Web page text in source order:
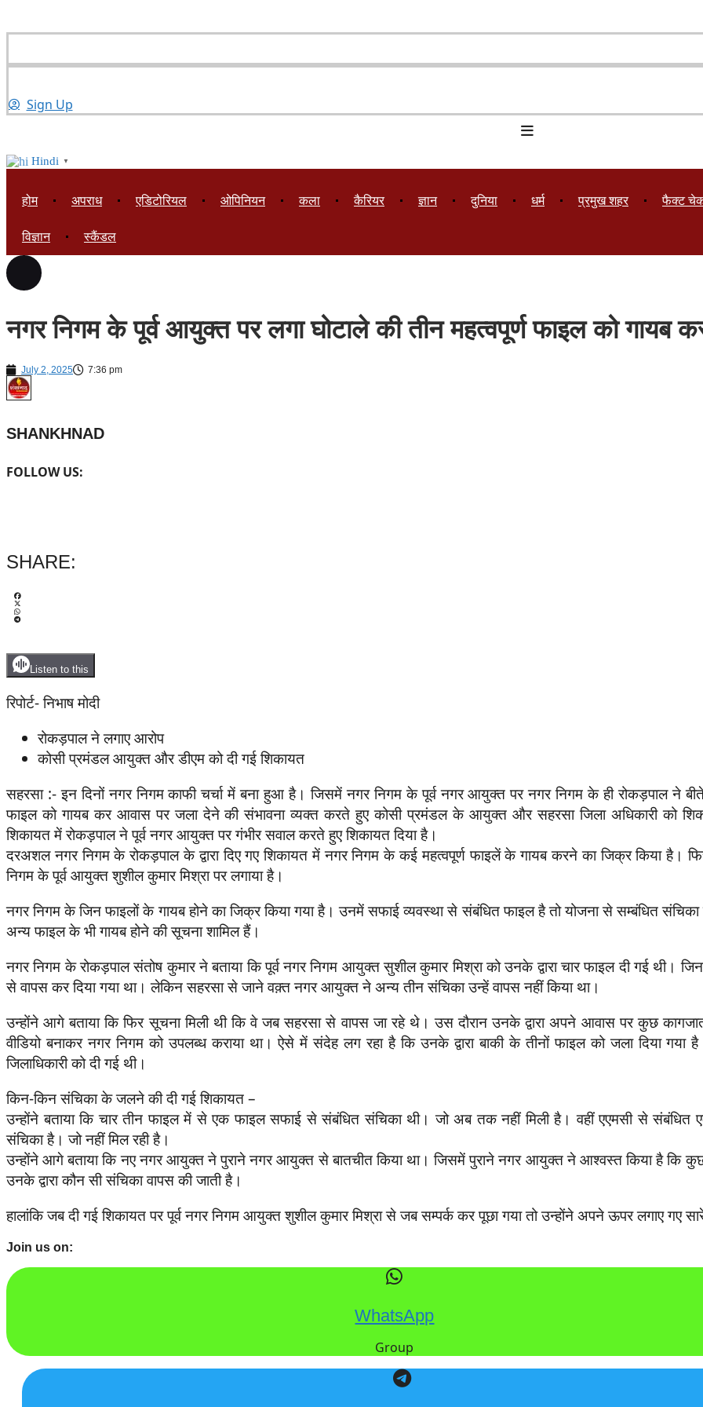
Sign Up
Hindi ▼
होम अपराध एडिटोरियल ओपिनियन कला कैरियर ज्ञान दुनिया धर्म प्रमुख शहर फैक्ट
विज्ञान स्कैंडल
नगर निगम के पूर्व आयुक्त पर लगा घोटाले की तीन महत्वपूर्ण फाइल को गायब
July 2, 2025 7:36 pm
SHANKHNAD
FOLLOW US:
SHARE:
Listen to this
रिपोर्ट- निभाष मोदी
रोकड़पाल ने लगाए आरोप
कोसी प्रमंडल आयुक्त और डीएम को दी गई शिकायत
सहरसा :- इन दिनों नगर निगम काफी चर्चा में बना हुआ है। जिसमें नगर निगम के पूर्व नगर आयुक्त पर नगर निगम के ही रोकड़पाल ने बीते
फाइल को गायब कर आवास पर जला देने की संभावना व्यक्त करते हुए कोसी प्रमंडल के आयुक्त और सहरसा जिला अधिकारी को
शिकायत में रोकड़पाल ने पूर्व नगर आयुक्त पर गंभीर सवाल करते हुए शिकायत दिया है।
दरअशल नगर निगम के रोकड़पाल के द्वारा दिए गए शिकायत में नगर निगम के कई महत्वपूर्ण फाइलें के गायब करने का जिक्र किया है।
निगम के पूर्व आयुक्त शुशील कुमार मिश्रा पर लगाया है।
नगर निगम के जिन फाइलों के गायब होने का जिक्र किया गया है। उनमें सफाई व्यवस्था से संबंधित फाइल है तो योजना से सम्बंधित
अन्य फाइल के भी गायब होने की सूचना शामिल हैं।
नगर निगम के रोकड़पाल संतोष कुमार ने बताया कि पूर्व नगर निगम आयुक्त सुशील कुमार मिश्रा को उनके द्वारा चार फाइल दी गई थी।
से वापस कर दिया गया था। लेकिन सहरसा से जाने वक़्त नगर आयुक्त ने अन्य तीन संचिका उन्हें वापस नहीं किया था।
उन्होंने आगे बताया कि फिर सूचना मिली थी कि वे जब सहरसा से वापस जा रहे थे। उस दौरान उनके द्वारा अपने आवास पर कुछ
वीडियो बनाकर नगर निगम को उपलब्ध कराया था। ऐसे में संदेह लग रहा है कि उनके द्वारा बाकी के तीनों फाइल को जला दिया
जिलाधिकारी को दी गई थी।
किन-किन संचिका के जलने की दी गई शिकायत –
उन्होंने बताया कि चार तीन फाइल में से एक फाइल सफाई से संबंधित संचिका थी। जो अब तक नहीं मिली है। वहीं एएमसी से
संचिका है। जो नहीं मिल रही है।
उन्होंने आगे बताया कि नए नगर आयुक्त ने पुराने नगर आयुक्त से बातचीत किया था। जिसमें पुराने नगर आयुक्त ने आश्वस्त किया है कि
उनके द्वारा कौन सी संचिका वापस की जाती है।
हालांकि जब दी गई शिकायत पर पूर्व नगर निगम आयुक्त शुशील कुमार मिश्रा से जब सम्पर्क कर पूछा गया तो उन्होंने अपने ऊपर लगाए गए
Join us on:
WhatsApp
Group